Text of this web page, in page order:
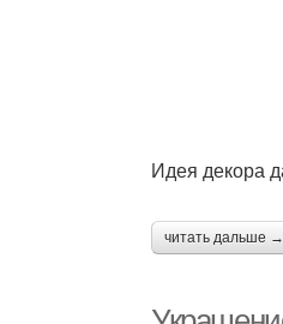
Идея декора
читать дальше →